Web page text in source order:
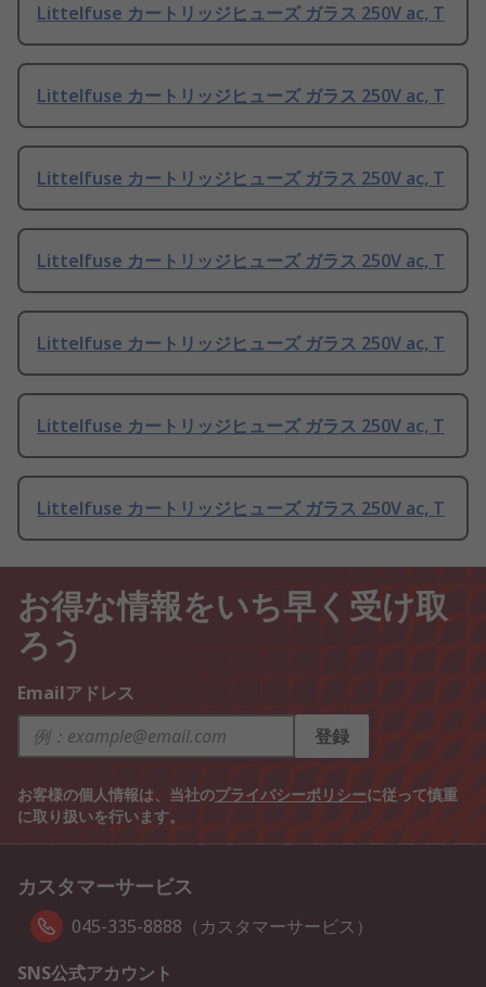
Littelfuse カートリッジヒューズ ガラス 250V ac, T
Littelfuse カートリッジヒューズ ガラス 250V ac, T
Littelfuse カートリッジヒューズ ガラス 250V ac, T
Littelfuse カートリッジヒューズ ガラス 250V ac, T
Littelfuse カートリッジヒューズ ガラス 250V ac, T
Littelfuse カートリッジヒューズ ガラス 250V ac, T
Littelfuse カートリッジヒューズ ガラス 250V ac, T
お得な情報をいち早く受け取
ろう
Emailアドレス
登録
お客様の個人情報は、当社のプライバシーポリシーに従って慎重
に取り扱いを行います。
カスタマーサービス
045-335-8888（カスタマーサービス）
SNS公式アカウント